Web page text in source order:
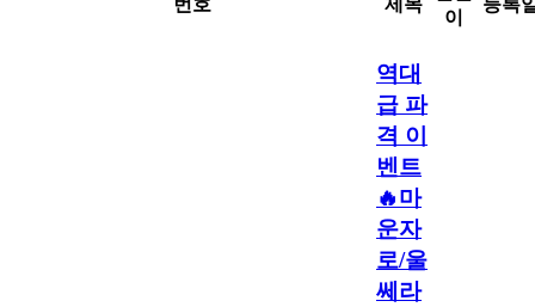
이
역대
급 파
격 이
벤트
🔥마
운자
로/울
쎄라